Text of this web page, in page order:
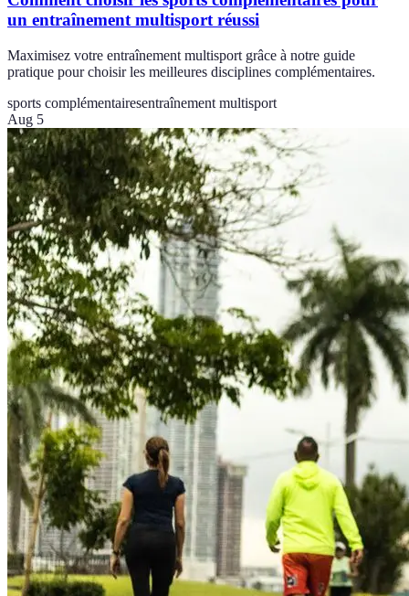
un entraînement multisport réussi
Maximisez votre entraînement multisport grâce à notre guide
pratique pour choisir les meilleures disciplines complémentaires.
sports complémentairesentraînement multisport
Aug 5